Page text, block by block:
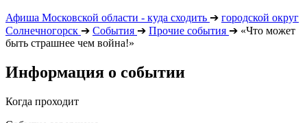
Афиша Московской области - куда сходить ➔ городской округ
Солнечногорск ➔ События ➔ Прочие события ➔ «Что может
быть страшнее чем война!»
Информация о событии
Когда проходит